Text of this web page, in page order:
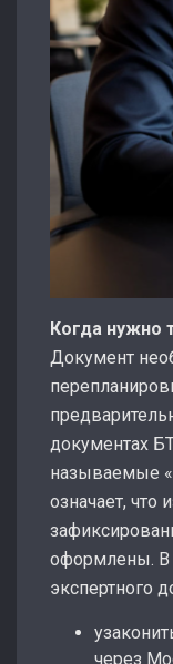
Когда нужно
Документ
документах
называемые
означает, что
оформлены. В
экспертного
через